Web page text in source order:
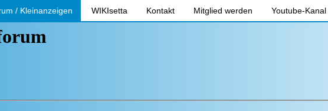
/ Kleinanzeigen WIKIsetta Kontakt Mitglied werden Youtube-Kanal